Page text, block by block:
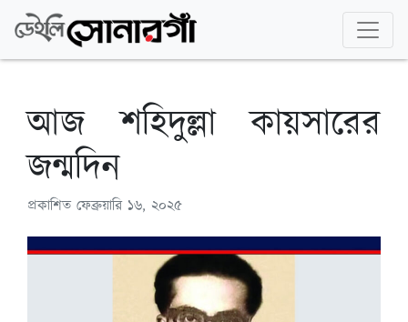
আজ শহিদুল্লা কায়সারের
জন্মদিন
প্রকাশিত ফেব্রুয়ারি ১৬, ২০২৫